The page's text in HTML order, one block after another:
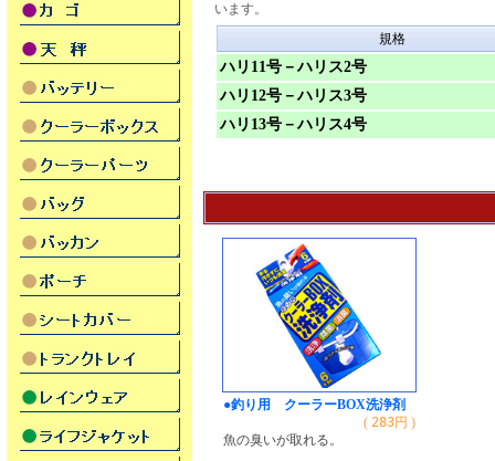
います。
規格
ハリ11号－ハリス2号
ハリ12号－ハリス3号
ハリ13号－ハリス4号
●釣り用 クーラーBOX洗浄剤
( 283円 )
魚の臭いが取れる。